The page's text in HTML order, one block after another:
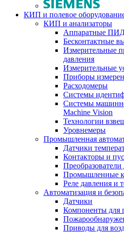
КИП и полевое
КИП и анализаторы
Аппаратные
Бесконтактные
Измерительные
давления
Измерительные
Приборы
Расходомеры
Системы
Системы
Machine Vision
Технологии
Уровнемеры
Промышленная
Датчики
Контакторы и
Преобразователи
Промышленные
Реле давления и
Автоматизация и
Датчики
Компоненты для
Приводы для